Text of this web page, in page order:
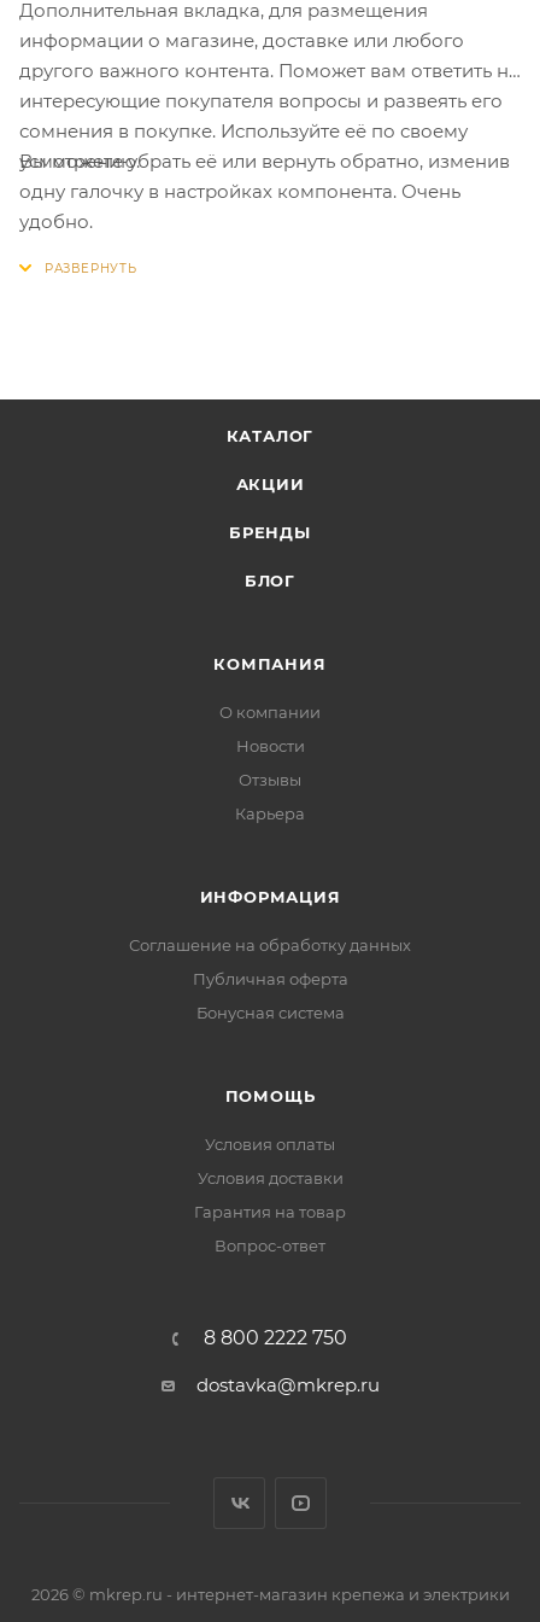
Дополнительная вкладка, для размещения
информации о магазине, доставке или любого
другого важного контента. Поможет вам ответить на
интересующие покупателя вопросы и развеять его
сомнения в покупке. Используйте её по своему
усмотрению.
Вы можете убрать её или вернуть обратно, изменив
одну галочку в настройках компонента. Очень
удобно.
КАТАЛОГ
АКЦИИ
БРЕНДЫ
БЛОГ
КОМПАНИЯ
О компании
Новости
Отзывы
Карьера
ИНФОРМАЦИЯ
Соглашение на обработку данных
Публичная оферта
Бонусная система
ПОМОЩЬ
Условия оплаты
Условия доставки
Гарантия на товар
Вопрос-ответ
8 800 2222 750
dostavka@mkrep.ru
2026 © mkrep.ru - интернет-магазин крепежа и электрики